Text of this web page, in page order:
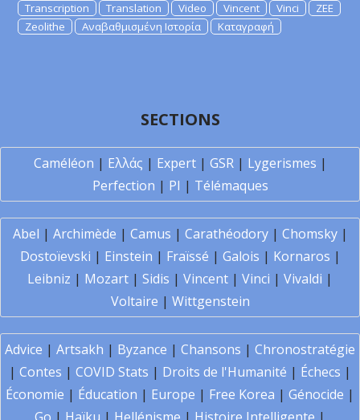
Transcription
Translation Video Vincent Vinci
ZEE
Zeolithe
Αναβαθμισμένη Ιστορία Καταγραφή
SECTIONS
Caméléon | Ελλάς | Expert| GSR| Lygerismes |
Perfection | PI | Télémaques
Abel | Archimède | Camus | Carathéodory| Chomsky|
Dostoïevski | Einstein | Fraïssé | Galois | Kornaros |
Leibniz | Mozart | Sidis | Vincent | Vinci | Vivaldi |
Voltaire | Wittgenstein
Advice | Artsakh | Byzance | Chansons | Chronostratégie
| Contes | COVID Stats | Droits de l'Humanité | Échecs |
Économie | Éducation | Europe | Free Korea | Génocide |